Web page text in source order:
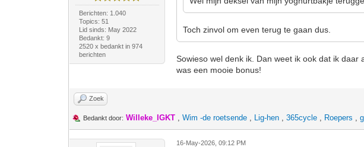
Berichten: 1.040
Topics: 51
Lid sinds: May 2022
Bedankt: 9
2520 x bedankt in 974
berichten
Toch zinvol om even terug te gaan dus.
Sowieso wel denk ik. Dan weet ik ook dat ik
was een mooie bonus!
Zoek
Bedankt door: Willeke_IGKT ,Wim -de roetsende , Lig-hen ,365cycle , Roepers ,
16-May-2026, 09:12 PM